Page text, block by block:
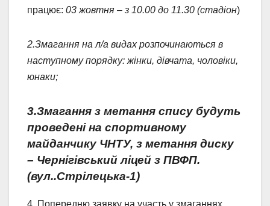
працює: 03 жовтня – з 10.00 до 11.30 (стадіон)
2.Змагання на л/а видах розпочинаються в
наступному порядку: жінки, дівчата, чоловіки,
юнаки;
3.Змагання з метання спису будуть
проведені на спортивному
майданчику ЧНТУ, з метання диску
– Чернігівський ліцей з ПВФП.
(вул..Стрілецька-1)
4. Попередню заявку на участь у змаганнях